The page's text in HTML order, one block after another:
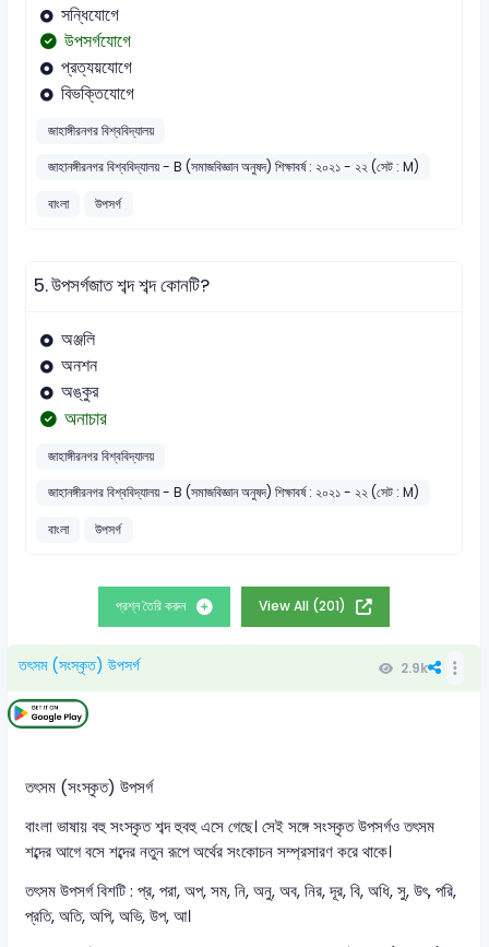
সন্ধিযোগে
উপসর্গযোগে
প্রত্যয়যোগে
বিভক্তিযোগে
জাহাঙ্গীরনগর বিশ্ববিদ্যালয়
জাহানঙ্গীরনগর বিশ্ববিদ্যালয় - B (সমাজবিজ্ঞান অনুষদ) শিক্ষাবর্ষ : ২০২১ - ২২ (সেট : M)
বাংলা
উপসর্গ
5.উপসর্গজাত শব্দ শব্দ কোনটি?
অঞ্জলি
অনশন
অঙ্কুর
অনাচার
জাহাঙ্গীরনগর বিশ্ববিদ্যালয়
জাহানঙ্গীরনগর বিশ্ববিদ্যালয় - B (সমাজবিজ্ঞান অনুষদ) শিক্ষাবর্ষ : ২০২১ - ২২ (সেট : M)
বাংলা
উপসর্গ
প্রশ্ন তৈরি করুন View All (201)
তৎসম (সংস্কৃত) উপসর্গ 2.9k
তৎসম (সংস্কৃত) উপসর্গ
বাংলা ভাষায় বহু সংস্কৃত শব্দ হুবহু এসে গেছে। সেই সঙ্গে সংস্কৃত উপসর্গও তৎসম
শব্দের আগে বসে শব্দের নতুন রূপে অর্থের সংকোচন সম্প্রসারণ করে থাকে।
তৎসম উপসর্গ বিশটি : প্র, পরা, অপ, সম, নি, অনু, অব, নির, দূর, বি, অধি, সু, উৎ, পরি,
প্রতি, অতি, অপি, অভি, উপ, আ।